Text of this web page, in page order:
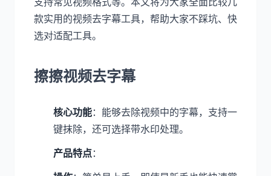
款实用的视频去字幕工具，帮助大家不踩坑、快
选对适配工具。
擦擦视频去字幕
核心功能：能够去除视频中的字幕，支持一
键抹除，还可选择带水印处理。
产品特点：